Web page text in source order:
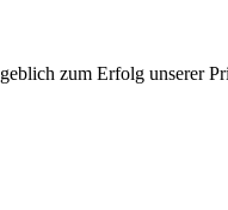
zum Erfolg unserer